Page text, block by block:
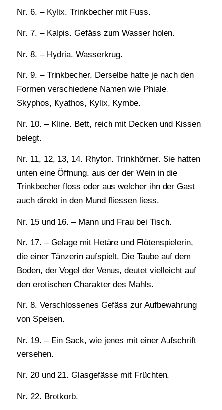
Nr. 6. – Kylix. Trinkbecher mit Fuss.
Nr. 7. – Kalpis. Gefäss zum Wasser holen.
Nr. 8. – Hydria. Wasserkrug.
Nr. 9. – Trinkbecher. Derselbe hatte je nach den
Formen verschiedene Namen wie Phiale,
Skyphos, Kyathos, Kylix, Kymbe.
Nr. 10. – Kline. Bett, reich mit Decken und Kissen
belegt.
Nr. 11, 12, 13, 14. Rhyton. Trinkhörner. Sie hatten
unten eine Öffnung, aus der der Wein in die
Trinkbecher floss oder aus welcher ihn der Gast
auch direkt in den Mund fliessen liess.
Nr. 15 und 16. – Mann und Frau bei Tisch.
Nr. 17. – Gelage mit Hetäre und Flötenspielerin,
die einer Tänzerin aufspielt. Die Taube auf dem
Boden, der Vogel der Venus, deutet vielleicht auf
den erotischen Charakter des Mahls.
Nr. 8. Verschlossenes Gefäss zur Aufbewahrung
von Speisen.
Nr. 19. – Ein Sack, wie jenes mit einer Aufschrift
versehen.
Nr. 20 und 21. Glasgefässe mit Früchten.
Nr. 22. Brotkorb.